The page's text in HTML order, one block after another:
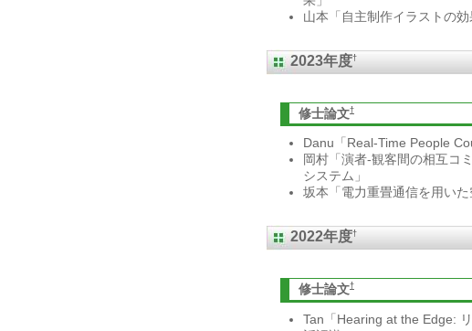
山本「自主制作イラストの効
2023年度†
修士論文†
Danu「Real-Time People
岡村「演者-観客間の相互コ
システム」
坂本「電力重畳通信を用い
2022年度†
修士論文†
Tan「Hearing at the Edge: